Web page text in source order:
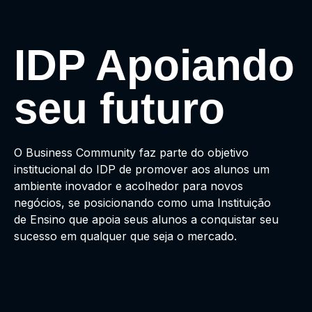
IDP Apoiando
seu futuro
O Business Community faz parte do objetivo
institucional do IDP de promover aos alunos um
ambiente inovador e acolhedor para novos
negócios, se posicionando como uma Instituição
de Ensino que apoia seus alunos a conquistar seu
sucesso em qualquer que seja o mercado.